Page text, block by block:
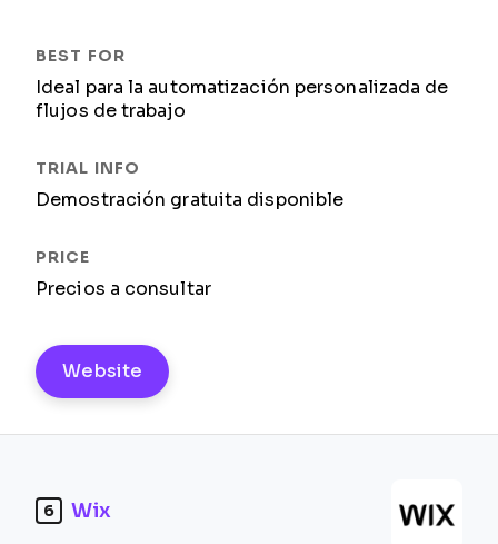
Ideal para la automatización personalizada de
flujos de trabajo
Demostración gratuita disponible
Precios a consultar
Website
6 Wix